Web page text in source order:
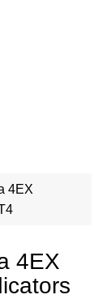
4EX
4EX